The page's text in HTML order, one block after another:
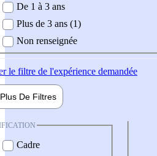
De 1 à 3 ans
Plus de 3 ans (1)
Non renseignée
le filtre de l'expérience demandée
Plus De Filtres
Cadre